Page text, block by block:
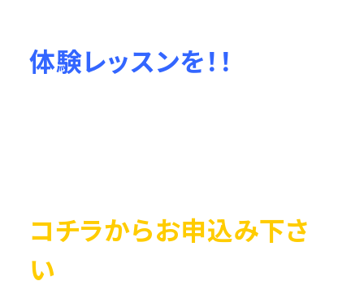
体験レッスンを！！
コチラからお申込み下さ
い